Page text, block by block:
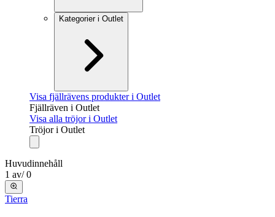
Kategorier i Outlet
Visa fjällrävens produkter i Outlet
Fjällräven i Outlet
Visa alla tröjor i Outlet
Tröjor i Outlet
Huvudinnehåll
1 av/ 0
Tierra